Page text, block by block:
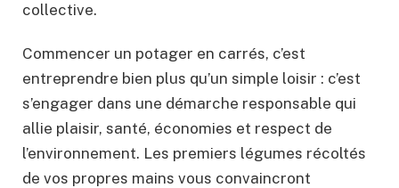
collective.
Commencer un potager en carrés, c’est
entreprendre bien plus qu’un simple loisir : c’est
s’engager dans une démarche responsable qui
allie plaisir, santé, économies et respect de
l’environnement. Les premiers légumes récoltés
de vos propres mains vous convaincront